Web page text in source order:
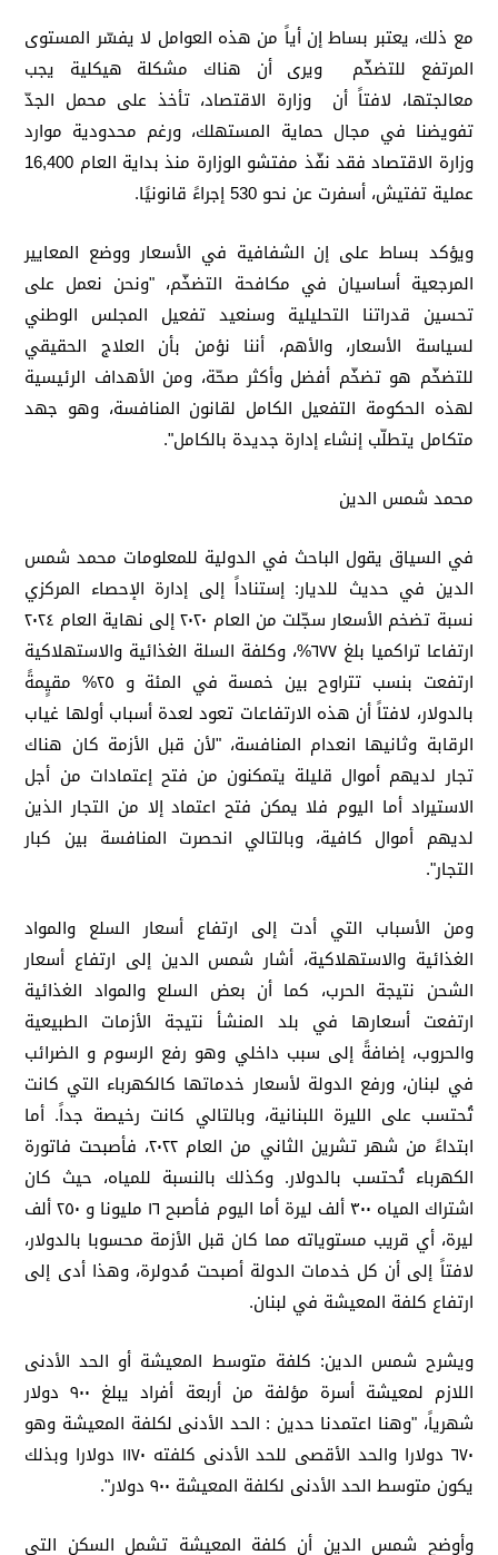
‏مع ذلك، يعتبر بساط إن أياً من هذه العوامل لا يفسّر المستوى
المرتفع للتضخّم ويرى أن هناك مشكلة هيكلية يجب
معالجتها، لافتاً أن ‏ وزارة الاقتصاد، تأخذ على محمل الجدّ
تفويضنا في مجال حماية المستهلك، ورغم محدودية موارد
وزارة الاقتصاد فقد نفّذ مفتشو الوزارة منذ بداية العام 16,400
عملية تفتيش، أسفرت عن نحو 530 إجراءً قانونيًا.
ويؤكد بساط على ‏إن الشفافية في الأسعار ووضع المعايير
المرجعية أساسيان في مكافحة التضخّم، "ونحن نعمل على
تحسين قدراتنا التحليلية وسنعيد تفعيل المجلس الوطني
لسياسة الأسعار، ‏والأهم، أننا نؤمن بأن العلاج الحقيقي
للتضخّم هو تضخّم أفضل وأكثر صحّة، ومن الأهداف الرئيسية
لهذه الحكومة التفعيل الكامل لقانون المنافسة، وهو جهد
متكامل يتطلّب إنشاء إدارة جديدة بالكامل".
محمد شمس الدين
في السياق يقول الباحث في الدولية للمعلومات محمد شمس
الدين في حديث للديار: إستناداً إلى إدارة الإحصاء المركزي
نسبة تضخم الأسعار سجّلت من العام ٢٠٢٠ إلى نهاية العام ٢٠٢٤
ارتفاعا تراكميا بلغ ٦٧٧%، وكلفة السلة الغذائية والاستهلاكية
ارتفعت بنسب تتراوح بين خمسة في المئة و ٢٥% مقيٍمةً
بالدولار، لافتاً أن هذه الارتفاعات تعود لعدة أسباب أولها غياب
الرقابة وثانيها انعدام المنافسة، "لأن قبل الأزمة كان هناك
تجار لديهم أموال قليلة يتمكنون من فتح إعتمادات من أجل
الاستيراد أما اليوم فلا يمكن فتح اعتماد إلا من التجار الذين
لديهم أموال كافية، وبالتالي انحصرت المنافسة بين كبار
التجار".
ومن الأسباب التي أدت إلى ارتفاع أسعار السلع والمواد
الغذائية والاستهلاكية، أشار شمس الدين إلى ارتفاع أسعار
الشحن نتيجة الحرب، كما أن بعض السلع والمواد الغذائية
ارتفعت أسعارها في بلد المنشأ نتيجة الأزمات الطبيعية
والحروب، إضافةً إلى سبب داخلي وهو رفع الرسوم و الضرائب
في لبنان، ورفع الدولة لأسعار خدماتها كالكهرباء التي كانت
تُحتسب على الليرة اللبنانية، وبالتالي كانت رخيصة جداً. أما
ابتداءً من شهر تشرين الثاني من العام ٢٠٢٢، فأصبحت فاتورة
الكهرباء تُحتسب بالدولار. وكذلك بالنسبة للمياه، حيث كان
اشتراك المياه ٣٠٠ ألف ليرة أما اليوم فأصبح ١٦ مليونا و ٢٥٠ ألف
ليرة، أي قريب مستوياته مما كان قبل الأزمة محسوبا بالدولار،
لافتاً إلى أن كل خدمات الدولة أصبحت مُدولرة، وهذا أدى إلى
ارتفاع كلفة المعيشة في لبنان.
ويشرح شمس الدين: كلفة متوسط المعيشة أو الحد الأدنى
اللازم لمعيشة أسرة مؤلفة من أربعة أفراد يبلغ ٩٠٠ دولار
شهرياً، "وهنا اعتمدنا حدين : الحد الأدنى لكلفة المعيشة وهو
٦٧٠ دولارا والحد الأقصى للحد الأدنى كلفته ١١٧٠ دولارا وبذلك
يكون متوسط الحد الأدنى لكلفة المعيشة ٩٠٠ دولار".
وأوضح شمس الدين أن كلفة المعيشة تشمل السكن التي